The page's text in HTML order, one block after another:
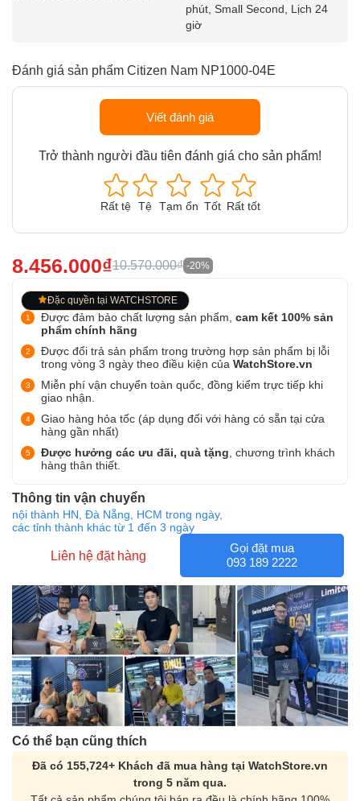
phút, Small Second, Lịch 24
giờ
Đánh giá sản phẩm Citizen Nam NP1000-04E
Viết đánh giá
Trở thành người đầu tiên đánh giá cho sản phẩm!
Rất tệ Tệ Tạm ổn Tốt Rất tốt
8.456.000₫10.570.000₫ -20%
Đặc quyền tại WATCHSTORE
Được đảm bảo chất lượng sản phẩm, cam kết 100% sản
phẩm chính hãng
Được đổi trả sản phẩm trong trường hợp sản phẩm bị lỗi
trong vòng 3 ngày theo điều kiện của WatchStore.vn
Miễn phí vận chuyển toàn quốc, đồng kiểm trực tiếp khi
giao nhận.
Giao hàng hỏa tốc (áp dụng đối với hàng có sẵn tại cửa
hàng gần nhất)
Được hưởng các ưu đãi, quà tặng , chương trình khách
hàng thân thiết.
Thông tin vận chuyển
nội thành HN, Đà Nẵng, HCM trong ngày,
các tỉnh thành khác từ 1 đến 3 ngày
Liên hệ đặt hàng
Gọi đặt mua
093 189 2222
Có thể bạn cũng thích
Đã có 155,724+ Khách đã mua hàng tại WatchStore.vn
trong 5 năm qua.